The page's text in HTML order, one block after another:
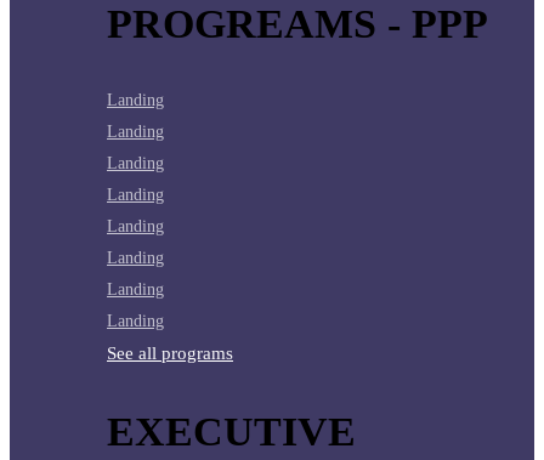
PROGREAMS - PPP
Landing
Landing
Landing
Landing
Landing
Landing
Landing
Landing
See all programs
EXECUTIVE